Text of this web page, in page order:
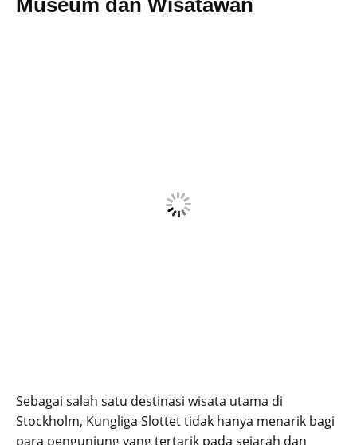
Sebagai salah satu destinasi wisata utama di
Stockholm, Kungliga Slottet tidak hanya menarik bagi
para pengunjung yang tertarik pada sejarah dan